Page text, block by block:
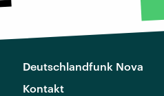
Deutschlandfunk Nova
Kontakt